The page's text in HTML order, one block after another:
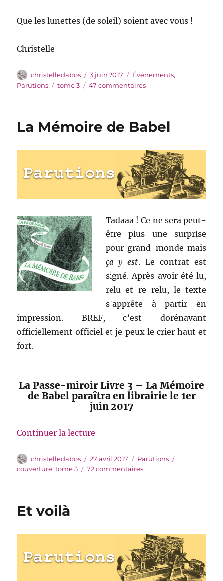
Que les lunettes (de soleil) soient avec vous !
Christelle
Auteur
christelledabos
Publié
le
3 juin 2017 Catégories
Événements,
Parutions
Étiquettes
tome 3 47 commentairessur
dédicaces
La Mémoire de Babel
Tadaaa ! Ce ne sera peut-
être plus une surprise
pour grand-monde mais
ça y est. Le contrat est
signé. Après avoir été lu,
relu et re-relu, le texte
s’apprête à partir en
impression. BREF, c’est dorénavant
officiellement officiel et je peux le crier haut et
fort.
La Passe-miroir Livre 3 – La Mémoire
de Babel paraîtra en librairie le 1er
juin 2017
Continuer la lecture
Auteur
christelledabos
Publié
le
27 avril 2017 Catégories
Parutions
couverture,tome 3 72 commentairessur
Et voilà